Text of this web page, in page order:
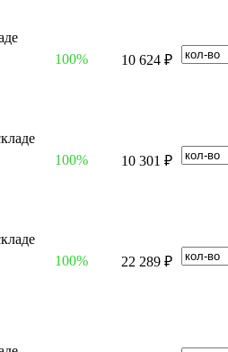
100% 10 624 ₽
100% 10 301 ₽
100% 22 289 ₽